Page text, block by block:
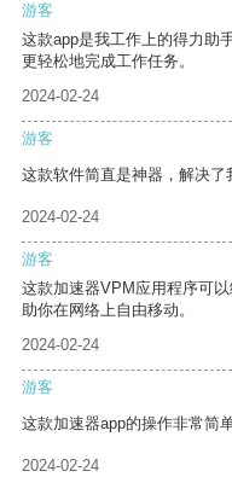
游客
这款app是我工作上的得力助
更轻松地完成工作任务。
2024-02-24
游客
这款软件简直是神器，解决了
2024-02-24
游客
这款加速器VPM应用程序可
助你在网络上自由移动。
2024-02-24
游客
这款加速器app的操作非常简
2024-02-24